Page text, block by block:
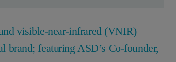
visible-near-infrared (VNIR)
brand; featuring ASD’s Co-founder,